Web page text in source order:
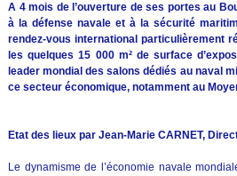
A 4 mois de l’ouverture de ses portes au
à la défense navale et à la sécurité
rendez-vous international particulièrement
les quelques 15 000 m² de surface
leader mondial des salons dédiés au naval
ce secteur économique, notamment au
Etat des lieux par Jean-Marie CARNET,
Le dynamisme de l’économie navale